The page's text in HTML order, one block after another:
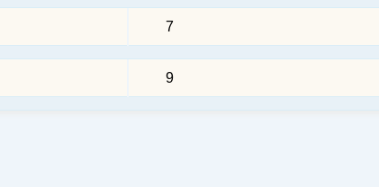
7
9